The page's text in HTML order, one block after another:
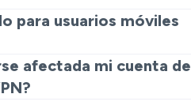
intenta cambiar de servidor,
o limpiar la caché de tu
para usuarios móviles
perfecta con
el streaming de
afectada mi cuenta de